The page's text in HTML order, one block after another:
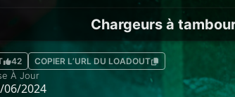
Chargeurs à
42 COPIER L’URL DU LOADOUT
À Jour
06/2024